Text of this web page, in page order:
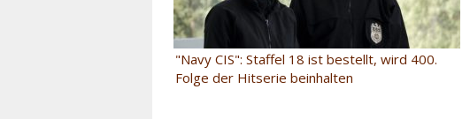
"Navy CIS": Staffel 18 ist bestellt, wird 400.
Folge der Hitserie beinhalten